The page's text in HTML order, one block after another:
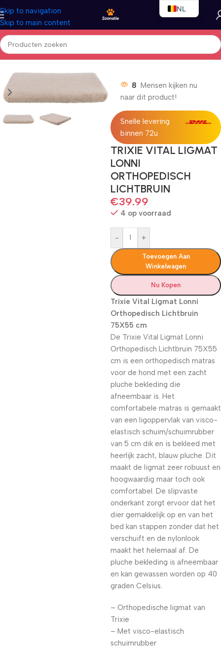
Skip to navigation
Skip to main content
Home/Honden/Hondenbedden
8 Mensen kijken nu
naar dit product!
Snelle levering
binnen 72u
TRIXIE VITAL LIGMAT
LONNI
ORTHOPEDISCH
LICHTBRUIN
€39.99
4 op voorraad
- +
Toevoegen Aan
Winkelwagen
Nu Kopen
Trixie Vital Ligmat Lonni
Orthopedisch Lichtbruin
75X55 cm
De Trixie Vital Ligmat Lonni
Orthopedisch Lichtbruin 75X55
cm is een orthopedisch matras
voor de hond met een zacht
pluche bekleding die
afneembaar is. Het
comfortabele matras is gemaakt
van een ligoppervlak van visco-
elastisch schuim/schuimrubber
van 5 cm dik en is bekleed met
heerlijk zacht, blauw pluche. Dit
maakt de ligmat zeer robuust en
hoogwaardig maar toch ook
comfortabel. De slipvaste
onderkant zorgt ervoor dat het
dier gemakkelijk op en van het
bed kan stappen zonder dat het
verschuift en de nylonlook
maakt het helemaal af. De
pluche bekleding is afneembaar
en kan gewassen worden op 40
graden Celsius.
– Orthopedische ligmat van
Trixie
– Met visco-elastisch
schuimrubber
NL